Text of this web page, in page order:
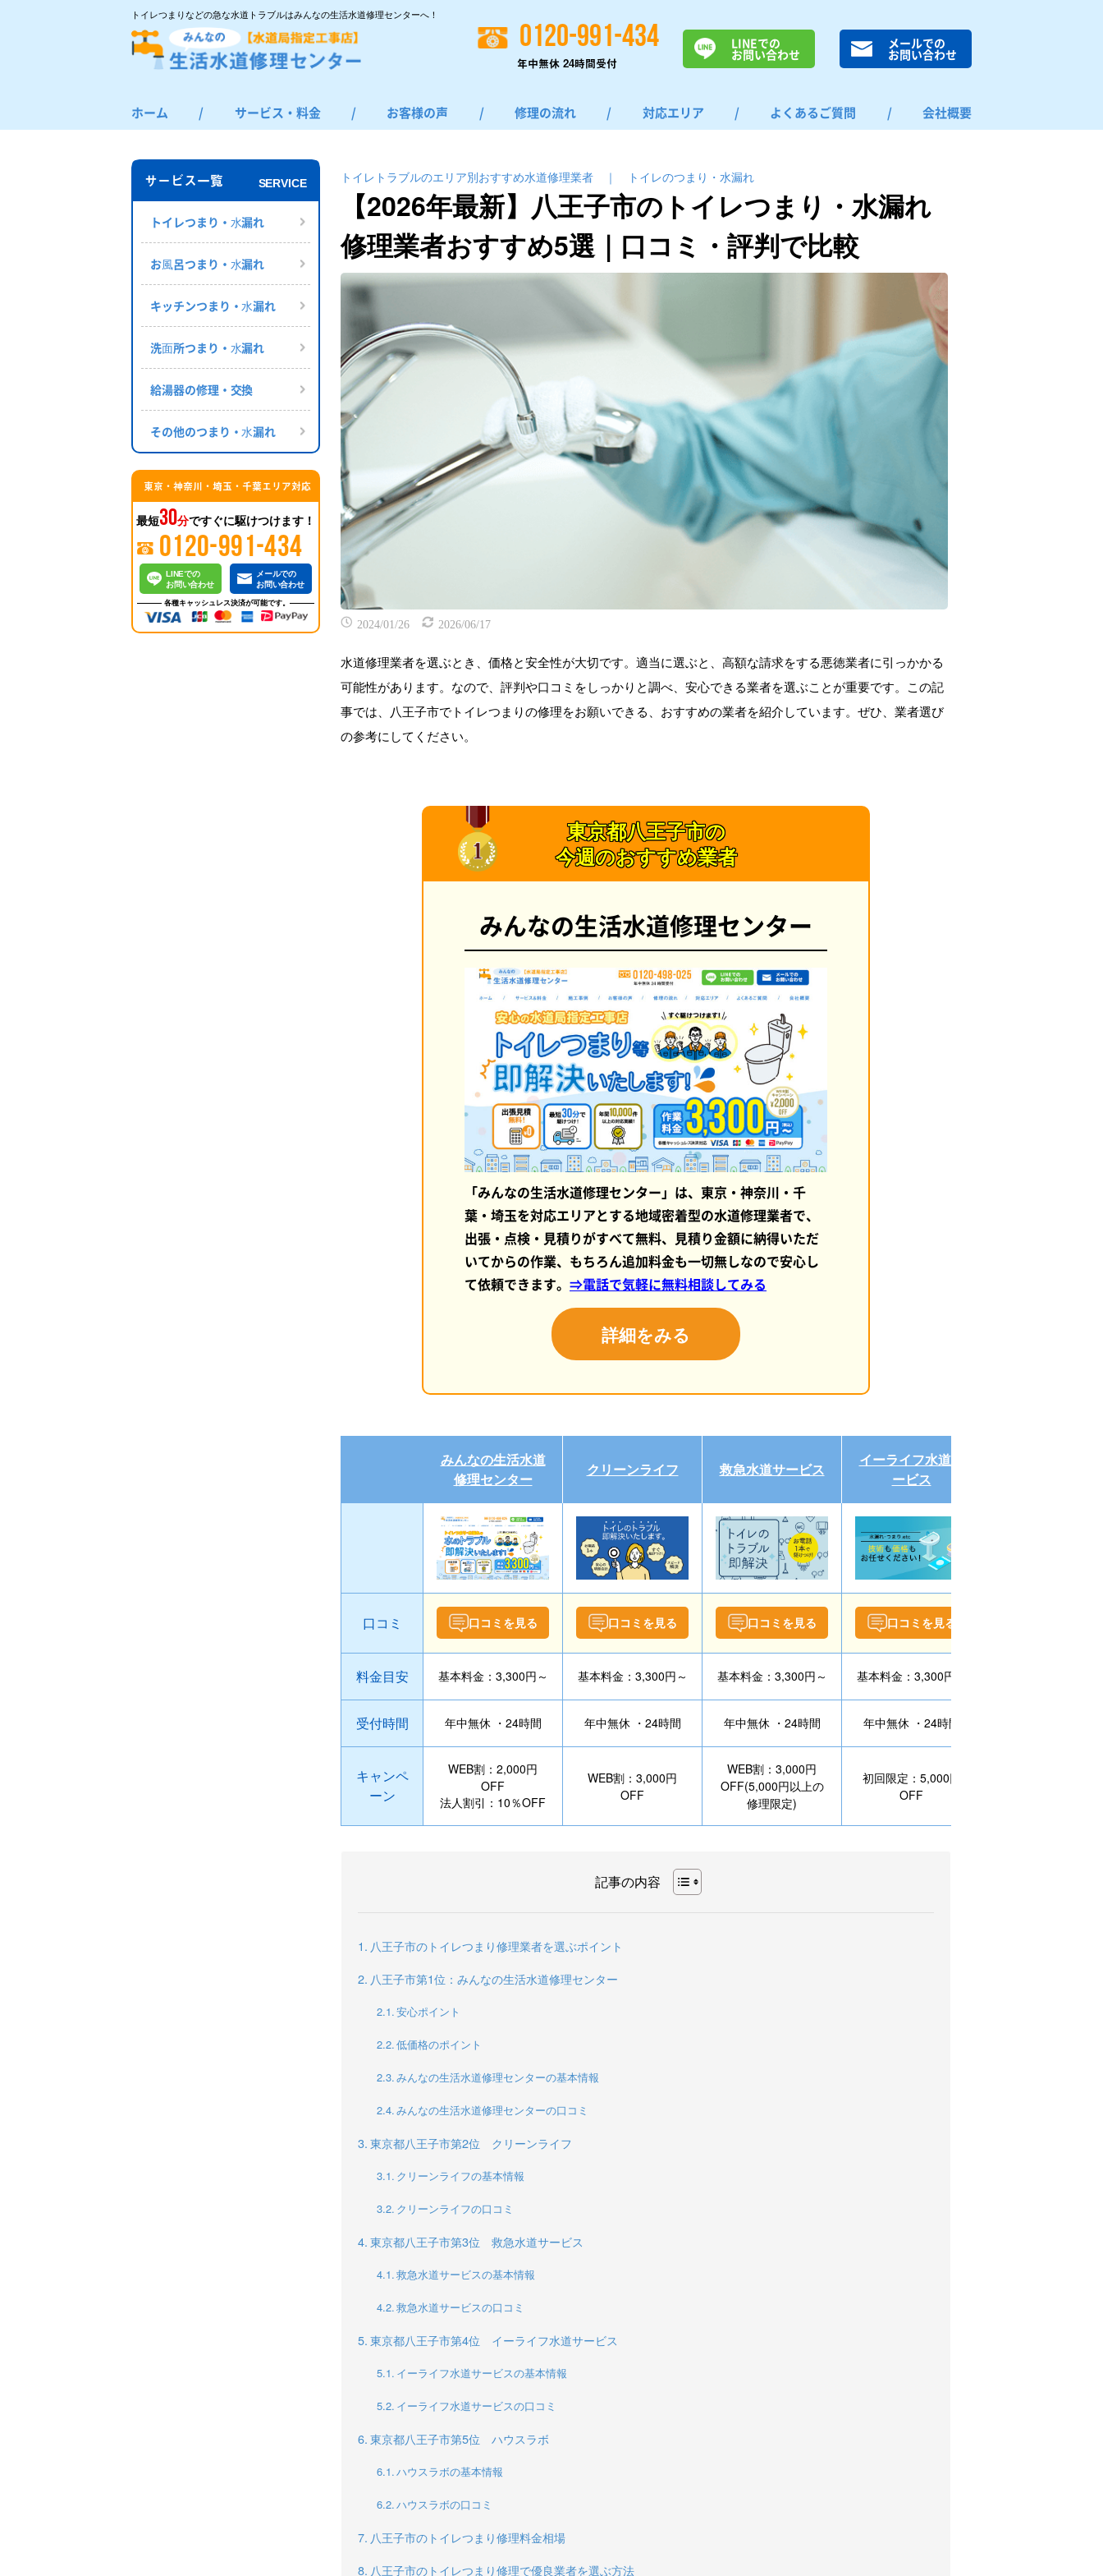
トイレつまりなどの急な水道トラブルはみんなの生活水道修理センターへ！
0120-991-434
年中無休 24時間受付
LINEでの
お問い合わせ
メールでの
お問い合わせ
ホーム / サービス・料金
トイレつまり・水漏れ
お風呂つまり・水漏れ
キッチンつまり・水漏れ
洗面所つまり・水漏れ
給湯器の修理・交換
その他のつまり・水漏れ
/ お客様の声 / 修理の流れ / 対応エリア / よくあるご質問 / 会社概要
サービス一覧 SERVICE
トイレつまり・⽔漏れ
お⾵呂つまり・⽔漏れ
キッチンつまり・⽔漏れ
洗⾯所つまり・⽔漏れ
給湯器の修理・交換
その他のつまり・⽔漏れ
東京・神奈川・埼玉・千葉エリア対応
最短30分ですぐに駆けつけます！
0120-991-434
LINEでの
お問い合わせ
メールでの
お問い合わせ
各種キャッシュレス決済が可能です。
トイレトラブルのエリア別おすすめ水道修理業者 ｜ トイレのつまり・⽔漏れ
【2026年最新】八王子市のトイレつまり・水漏れ
修理業者おすすめ5選｜口コミ・評判で比較
2024/01/26 2026/06/17
水道修理業者を選ぶとき、価格と安全性が大切です。適当に選ぶと、高額な請求をする悪徳業者に引っかかる
可能性があります。なので、評判や口コミをしっかりと調べ、安心できる業者を選ぶことが重要です。この記
事では、八王子市でトイレつまりの修理をお願いできる、おすすめの業者を紹介しています。ぜひ、業者選び
の参考にしてください。
東京都八王子市の
今週のおすすめ業者
みんなの生活水道修理センター
「みんなの生活水道修理センター」は、東京・神奈川・千
葉・埼玉を対応エリアとする地域密着型の水道修理業者で、
出張・点検・見積りがすべて無料、見積り金額に納得いただ
いてからの作業、もちろん追加料金も一切無しなので安心し
て依頼できます。 ⇒電話で気軽に無料相談してみる
詳細をみる
みんなの生活水道
修理センター
クリーンライフ 救急水道サービス
イーライフ水道サ
ービス
口コミ 口コミを見る 口コミを見る 口コミを見る 口コミを見る
料金目安 基本料金：3,300円～ 基本料金：3,300円～ 基本料金：3,300円～ 基本料金：3,300円～
受付時間 年中無休 ・24時間 年中無休 ・24時間 年中無休 ・24時間 年中無休 ・24時間
キャンペ
ーン
WEB割：2,000円
OFF
法人割引：10％OFF
WEB割：3,000円
OFF
WEB割：3,000円
OFF(5,000円以上の
修理限定)
初回限定：5,000円
OFF
記事の内容
八王子市のトイレつまり修理業者を選ぶポイント
八王子市第1位：みんなの生活水道修理センター
安心ポイント
低価格のポイント
みんなの生活水道修理センターの基本情報
みんなの生活水道修理センターの口コミ
東京都八王子市第2位 クリーンライフ
クリーンライフの基本情報
クリーンライフの口コミ
東京都八王子市第3位 救急水道サービス
救急水道サービスの基本情報
救急水道サービスの口コミ
東京都八王子市第4位 イーライフ水道サービス
イーライフ水道サービスの基本情報
イーライフ水道サービスの口コミ
東京都八王子市第5位 ハウスラボ
ハウスラボの基本情報
ハウスラボの口コミ
八王子市のトイレつまり修理料金相場
八王子市のトイレつまり修理で優良業者を選ぶ方法